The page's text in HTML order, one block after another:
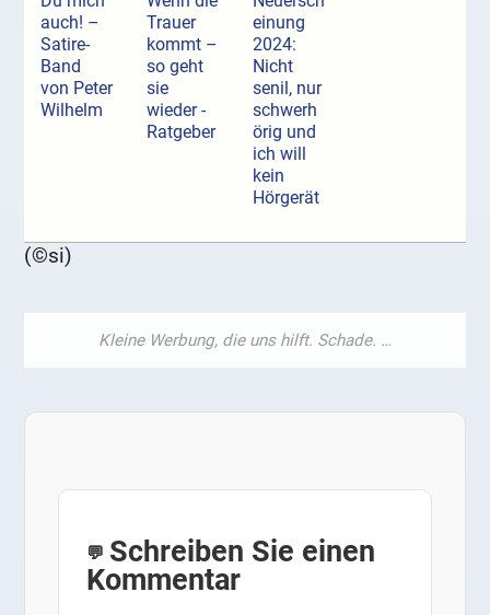
auch! –
Satire-
Band
von Peter
Wilhelm
Trauer
kommt –
so geht
sie
wieder -
Ratgeber
einung
2024:
Nicht
senil, nur
schwerh
örig und
ich will
kein
Hörgerät
(©si)
Schreiben Sie einen
Kommentar